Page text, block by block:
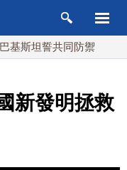
誓共同防禦 漢光
新發明拯救